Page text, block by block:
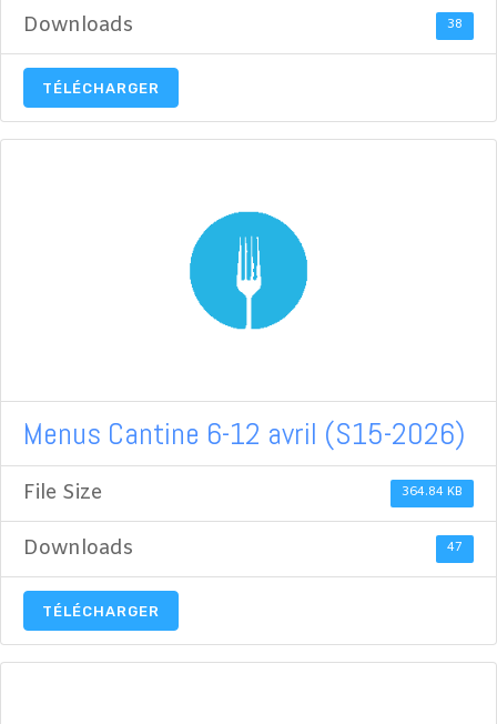
Downloads 38
TÉLÉCHARGER
Menus Cantine 6-12 avril (S15-2026)
File Size 364.84 KB
Downloads 47
TÉLÉCHARGER